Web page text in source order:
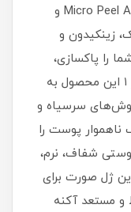
است. این ژل با فناوری پیشرفته Micro Peel Active و
زینکیدون و
را پاکسازی،
لایه‌ برداری و بازسازی کند. عملکرد ۸ در ۱ این محصول به
سرسیاه و
ناهموار پوست را
شفاف، نرم،
ژل صورت برای
و مستعد آکنه